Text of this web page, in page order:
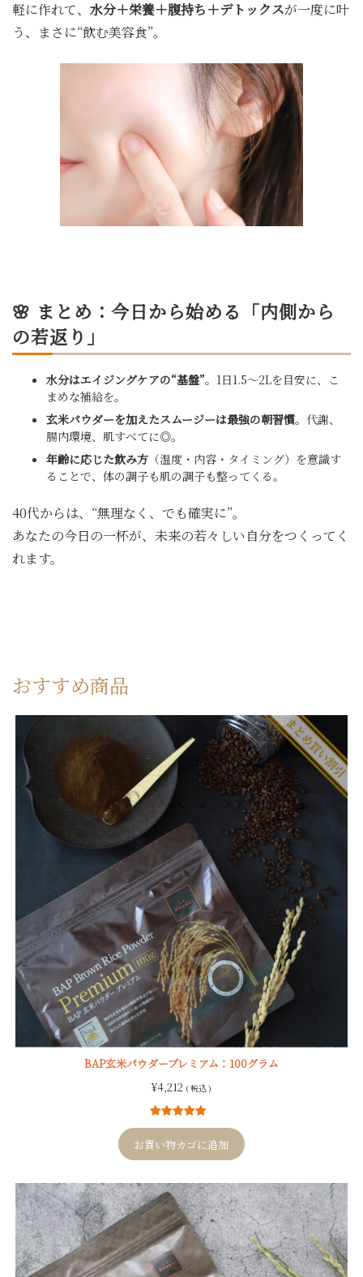
軽に作れて、水分＋栄養＋腹持ち＋デトックスが一度に叶
う、まさに“飲む美容食”。
🌸 まとめ：今日から始める「内側から
の若返り」
水分はエイジングケアの“基盤”。1日1.5〜2Lを目安に、こ
まめな補給を。
玄米パウダーを加えたスムージーは最強の朝習慣。代謝、
腸内環境、肌すべてに◎。
年齢に応じた飲み方 （温度・内容・タイミング）を意識す
ることで、体の調子も肌の調子も整ってくる。
40代からは、“無理なく、でも確実に”。
あなたの今日の一杯が、未来の若々しい自分をつくってく
れます。
おすすめ商品
BAP玄米パウダープレミアム：100グラム
¥4,212 ( 税込 )
9
件の利用者
評価に基づ
く5段階評価
のうち、
お買い物カゴに追加